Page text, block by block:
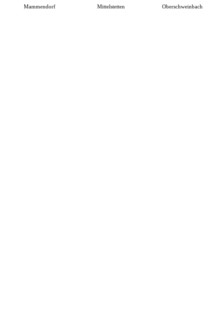
Mammendorf Mittelstetten Oberschweinbach